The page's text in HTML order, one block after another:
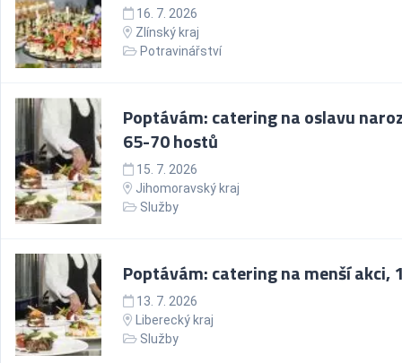
16. 7. 2026
Zlínský kraj
Potravinářství
Poptávám: catering na oslavu
65-70 hostů
15. 7. 2026
Jihomoravský kraj
Služby
Poptávám: catering na menší akci,
13. 7. 2026
Liberecký kraj
Služby